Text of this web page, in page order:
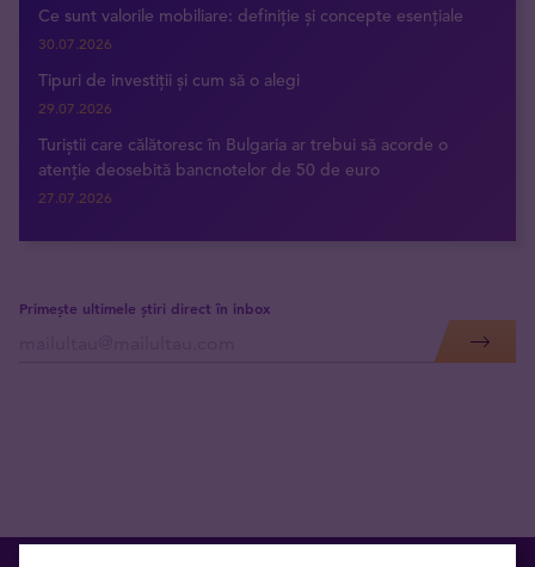
Ce sunt valorile mobiliare: definiție și concepte esențiale
30.07.2026
Tipuri de investiții și cum să o alegi
29.07.2026
Turiștii care călătoresc în Bulgaria ar trebui să acorde o
atenție deosebită bancnotelor de 50 de euro
27.07.2026
Primește ultimele știri direct în inbox